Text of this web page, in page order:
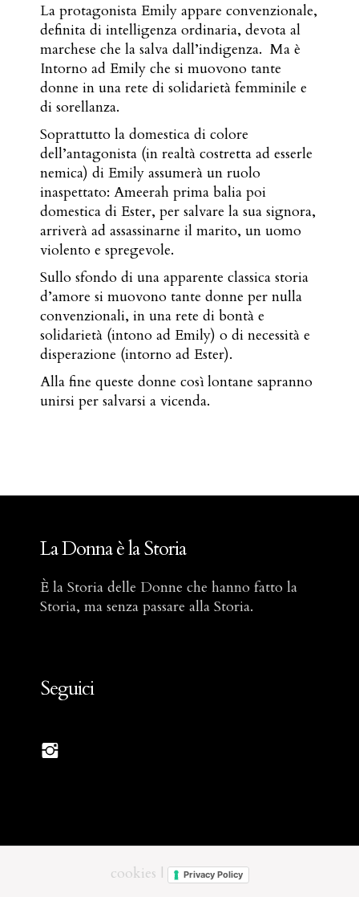
La protagonista Emily appare convenzionale,
definita di intelligenza ordinaria, devota al
marchese che la salva dall’indigenza. Ma è
Intorno ad Emily che si muovono tante
donne in una rete di solidarietà femminile e
di sorellanza.
Soprattutto la domestica di colore
dell’antagonista (in realtà costretta ad esserle
nemica) di Emily assumerà un ruolo
inaspettato: Ameerah prima balia poi
domestica di Ester, per salvare la sua signora,
arriverà ad assassinarne il marito, un uomo
violento e spregevole.
Sullo sfondo di una apparente classica storia
d’amore si muovono tante donne per nulla
convenzionali, in una rete di bontà e
solidarietà (intono ad Emily) o di necessità e
disperazione (intorno ad Ester).
Alla fine queste donne così lontane sapranno
unirsi per salvarsi a vicenda.
La Donna è la Storia
È la Storia delle Donne che hanno fatto la
Storia, ma senza passare alla Storia.
Seguici
cookies | Privacy Policy